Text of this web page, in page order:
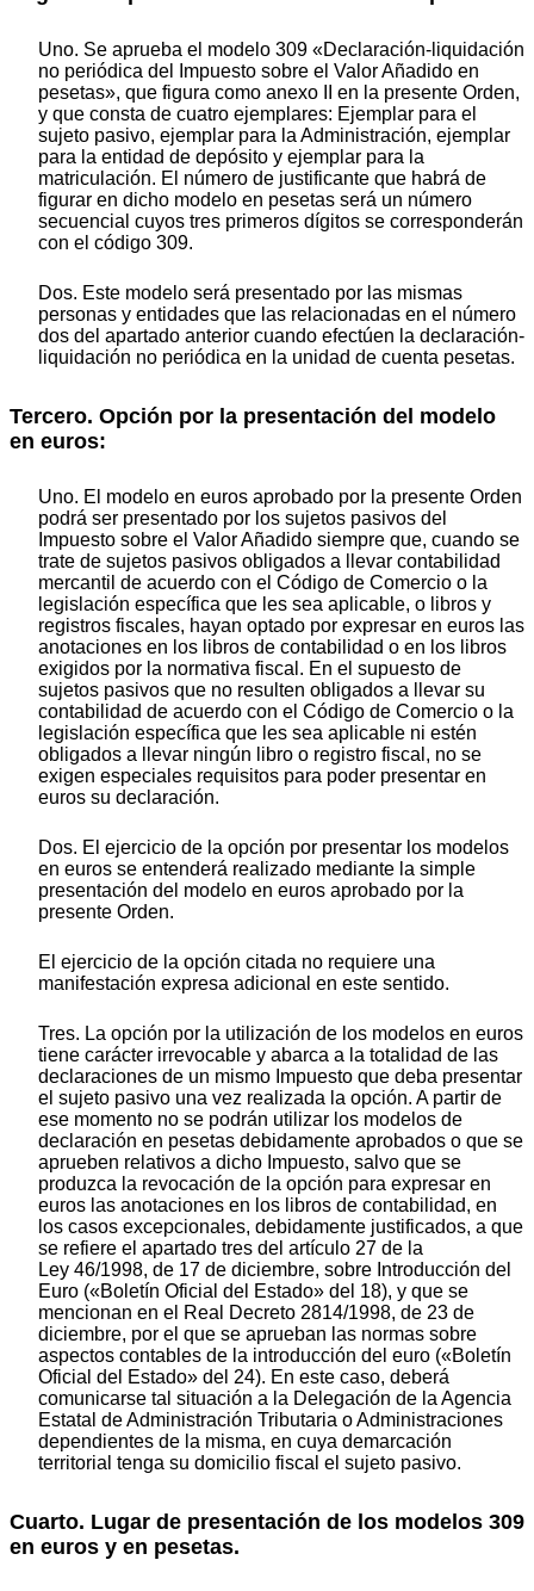
Uno. Se aprueba el modelo 309 «Declaración-liquidación
no periódica del Impuesto sobre el Valor Añadido en
pesetas», que figura como anexo II en la presente Orden,
y que consta de cuatro ejemplares: Ejemplar para el
sujeto pasivo, ejemplar para la Administración, ejemplar
para la entidad de depósito y ejemplar para la
matriculación. El número de justificante que habrá de
figurar en dicho modelo en pesetas será un número
secuencial cuyos tres primeros dígitos se corresponderán
con el código 309.
Dos. Este modelo será presentado por las mismas
personas y entidades que las relacionadas en el número
dos del apartado anterior cuando efectúen la declaración-
liquidación no periódica en la unidad de cuenta pesetas.
Tercero. Opción por la presentación del modelo
en euros:
Uno. El modelo en euros aprobado por la presente Orden
podrá ser presentado por los sujetos pasivos del
Impuesto sobre el Valor Añadido siempre que, cuando se
trate de sujetos pasivos obligados a llevar contabilidad
mercantil de acuerdo con el Código de Comercio o la
legislación específica que les sea aplicable, o libros y
registros fiscales, hayan optado por expresar en euros las
anotaciones en los libros de contabilidad o en los libros
exigidos por la normativa fiscal. En el supuesto de
sujetos pasivos que no resulten obligados a llevar su
contabilidad de acuerdo con el Código de Comercio o la
legislación específica que les sea aplicable ni estén
obligados a llevar ningún libro o registro fiscal, no se
exigen especiales requisitos para poder presentar en
euros su declaración.
Dos. El ejercicio de la opción por presentar los modelos
en euros se entenderá realizado mediante la simple
presentación del modelo en euros aprobado por la
presente Orden.
El ejercicio de la opción citada no requiere una
manifestación expresa adicional en este sentido.
Tres. La opción por la utilización de los modelos en euros
tiene carácter irrevocable y abarca a la totalidad de las
declaraciones de un mismo Impuesto que deba presentar
el sujeto pasivo una vez realizada la opción. A partir de
ese momento no se podrán utilizar los modelos de
declaración en pesetas debidamente aprobados o que se
aprueben relativos a dicho Impuesto, salvo que se
produzca la revocación de la opción para expresar en
euros las anotaciones en los libros de contabilidad, en
los casos excepcionales, debidamente justificados, a que
se refiere el apartado tres del artículo 27 de la
Ley 46/1998, de 17 de diciembre, sobre Introducción del
Euro («Boletín Oficial del Estado» del 18), y que se
mencionan en el Real Decreto 2814/1998, de 23 de
diciembre, por el que se aprueban las normas sobre
aspectos contables de la introducción del euro («Boletín
Oficial del Estado» del 24). En este caso, deberá
comunicarse tal situación a la Delegación de la Agencia
Estatal de Administración Tributaria o Administraciones
dependientes de la misma, en cuya demarcación
territorial tenga su domicilio fiscal el sujeto pasivo.
Cuarto. Lugar de presentación de los modelos 309
en euros y en pesetas.